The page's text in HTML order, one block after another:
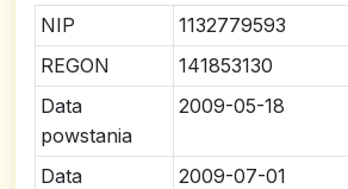
NIP
1132779593
REGON
141853130
Data
powstania
2009-05-18
Data
2009-07-01